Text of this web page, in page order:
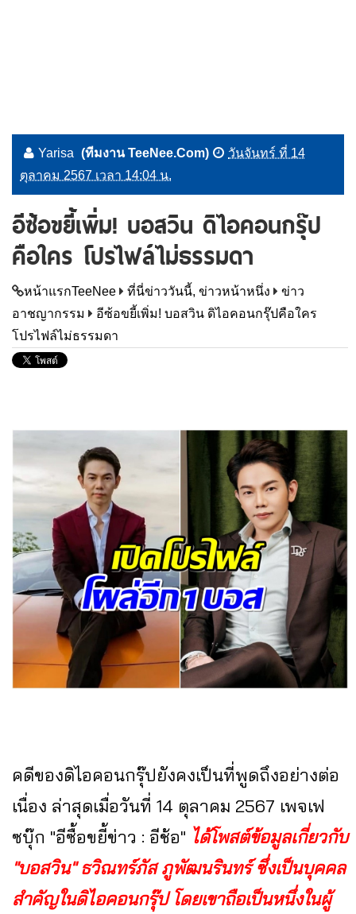
Yarisa (ทีมงาน TeeNee.Com)
วันจันทร์ ที่ 14
ตุลาคม 2567 เวลา 14:04 น.
อีซ้อขยี้เพิ่ม! บอสวิน ดิไอคอนกรุ๊ป
คือใคร โปรไฟล์ไม่ธรรมดา
หน้าแรกTeeNee ที่นี่ข่าววันนี้, ข่าวหน้าหนึ่ง
ข่าว
อาชญากรรม
อีซ้อขยี้เพิ่ม! บอสวิน ดิไอคอนกรุ๊ปคือใคร
โปรไฟล์ไม่ธรรมดา
คดีของดิไอคอนกรุ๊ปยังคงเป็นที่พูดถึงอย่างต่อ
เนื่อง ล่าสุดเมื่อวันที่ 14 ตุลาคม 2567 เพจเฟ
ซบุ๊ก "อีซื้อขยี้ข่าว : อีช้อ" ได้โพสต์ข้อมูลเกี่ยวกับ
"บอสวิน" ธวิณทร์ภัส ภูพัฒนรินทร์ ซึ่งเป็นบุคคล
สำคัญในดิไอคอนกรุ๊ป โดยเขาถือเป็นหนึ่งในผู้